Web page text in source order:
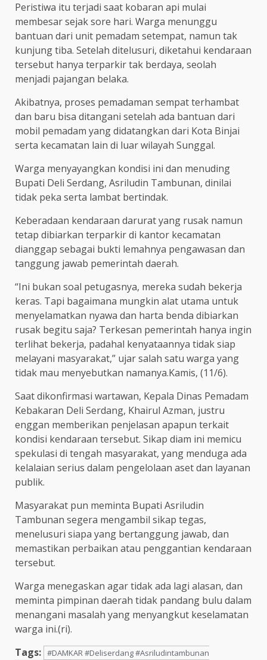
Peristiwa itu terjadi saat kobaran api mulai
membesar sejak sore hari. Warga menunggu
bantuan dari unit pemadam setempat, namun tak
kunjung tiba. Setelah ditelusuri, diketahui kendaraan
tersebut hanya terparkir tak berdaya, seolah
menjadi pajangan belaka.
Akibatnya, proses pemadaman sempat terhambat
dan baru bisa ditangani setelah ada bantuan dari
mobil pemadam yang didatangkan dari Kota Binjai
serta kecamatan lain di luar wilayah Sunggal.
Warga menyayangkan kondisi ini dan menuding
Bupati Deli Serdang, Asriludin Tambunan, dinilai
tidak peka serta lambat bertindak.
Keberadaan kendaraan darurat yang rusak namun
tetap dibiarkan terparkir di kantor kecamatan
dianggap sebagai bukti lemahnya pengawasan dan
tanggung jawab pemerintah daerah.
“Ini bukan soal petugasnya, mereka sudah bekerja
keras. Tapi bagaimana mungkin alat utama untuk
menyelamatkan nyawa dan harta benda dibiarkan
rusak begitu saja? Terkesan pemerintah hanya ingin
terlihat bekerja, padahal kenyataannya tidak siap
melayani masyarakat,” ujar salah satu warga yang
tidak mau menyebutkan namanya.Kamis, (11/6).
Saat dikonfirmasi wartawan, Kepala Dinas Pemadam
Kebakaran Deli Serdang, Khairul Azman, justru
enggan memberikan penjelasan apapun terkait
kondisi kendaraan tersebut. Sikap diam ini memicu
spekulasi di tengah masyarakat, yang menduga ada
kelalaian serius dalam pengelolaan aset dan layanan
publik.
Masyarakat pun meminta Bupati Asriludin
Tambunan segera mengambil sikap tegas,
menelusuri siapa yang bertanggung jawab, dan
memastikan perbaikan atau penggantian kendaraan
tersebut.
Warga menegaskan agar tidak ada lagi alasan, dan
meminta pimpinan daerah tidak pandang bulu dalam
menangani masalah yang menyangkut keselamatan
warga ini.(ri).
Tags: #DAMKAR #Deliserdang #Asriludintambunan